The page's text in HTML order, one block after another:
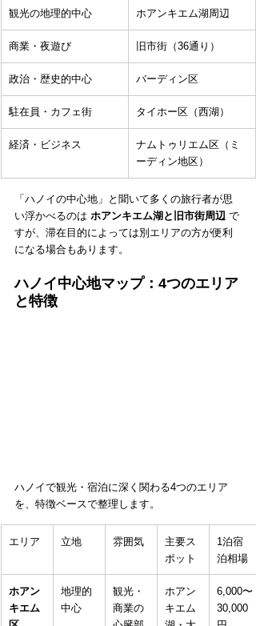
観光の地理的中心 ホアンキエム湖周辺
商業・夜遊び 旧市街（36通り）
政治・歴史的中心 バーディン区
駐在員・カフェ街 タイホー区（西湖）
経済・ビジネス
ナムトゥリエム区（ミ
ーディン地区）
「ハノイの中心地」と聞いて多くの旅行者が思
い浮かべるのは ホアンキエム湖と旧市街周辺 で
すが、滞在目的によっては別エリアの方が便利
になる場合もあります。
ハノイ中心地マップ：4つのエリア
と特徴
ハノイで観光・宿泊に深く関わる4つのエリア
を、特徴ベースで整理します。
エリア 立地 雰囲気
主要ス
ポット
1泊宿
泊相場
ホアン
キエム
地理的
中心
観光・
商業の
ホアン
キエム
6,000〜
30,000